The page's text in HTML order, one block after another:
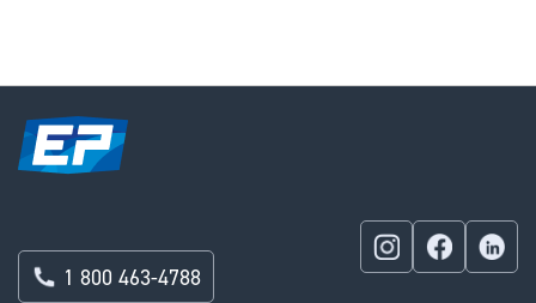
1 800 463-4788